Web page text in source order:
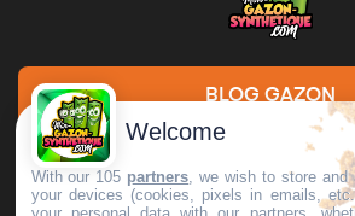
BLOG GAZON
DEMANDE DE
Welcome
With our 105 partners , we wish to store
your devices (cookies, pixels in emails,
your personal data with our partners,